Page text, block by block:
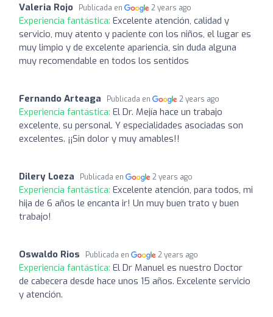
Valeria Rojo Publicada en 2 years ago
Experiencia fantástica: Excelente atención, calidad y
servicio, muy atento y paciente con los niños, el lugar es
muy limpio y de excelente apariencia, sin duda alguna
muy recomendable en todos los sentidos
Fernando Arteaga Publicada en 2 years ago
Experiencia fantástica: El Dr. Mejía hace un trabajo
excelente, su personal. Y especialidades asociadas son
excelentes. ¡¡Sin dolor y muy amables!!
Dilery Loeza Publicada en 2 years ago
Experiencia fantástica: Excelente atención, para todos, mi
hija de 6 años le encanta ir! Un muy buen trato y buen
trabajo!
Oswaldo Rios Publicada en 2 years ago
Experiencia fantástica: El Dr Manuel es nuestro Doctor
de cabecera desde hace unos 15 años. Excelente servicio
y atención.